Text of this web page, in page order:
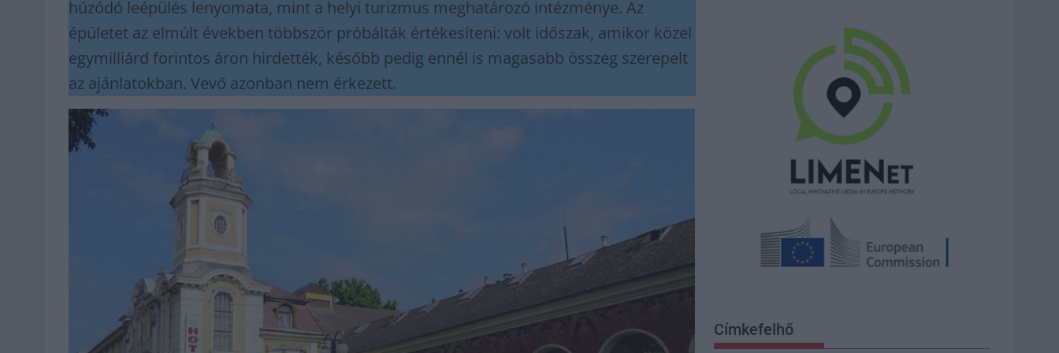
húzódó leépülés lenyomata, mint a helyi turizmus meghatározó intézménye. Az
épületet az elmúlt években többször próbálták értékesíteni: volt időszak, amikor közel
egymilliárd forintos áron hirdették, később pedig ennél is magasabb összeg szerepelt
az ajánlatokban. Vevő azonban nem érkezett.
Címkefelhő